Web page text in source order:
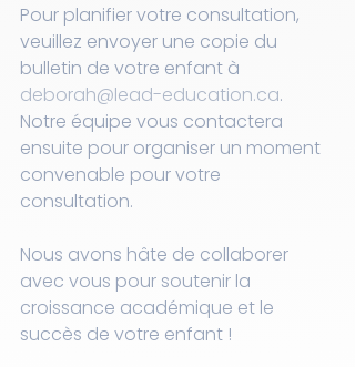
Pour planifier votre consultation,
veuillez envoyer une copie du
bulletin de votre enfant à
deborah@lead-education.ca.
Notre équipe vous contactera
ensuite pour organiser un moment
convenable pour votre
consultation.
Nous avons hâte de collaborer
avec vous pour soutenir la
croissance académique et le
succès de votre enfant !